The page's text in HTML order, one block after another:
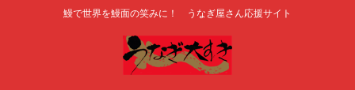
鰻で世界を鰻面の笑みに！ うなぎ屋さん応援サイト